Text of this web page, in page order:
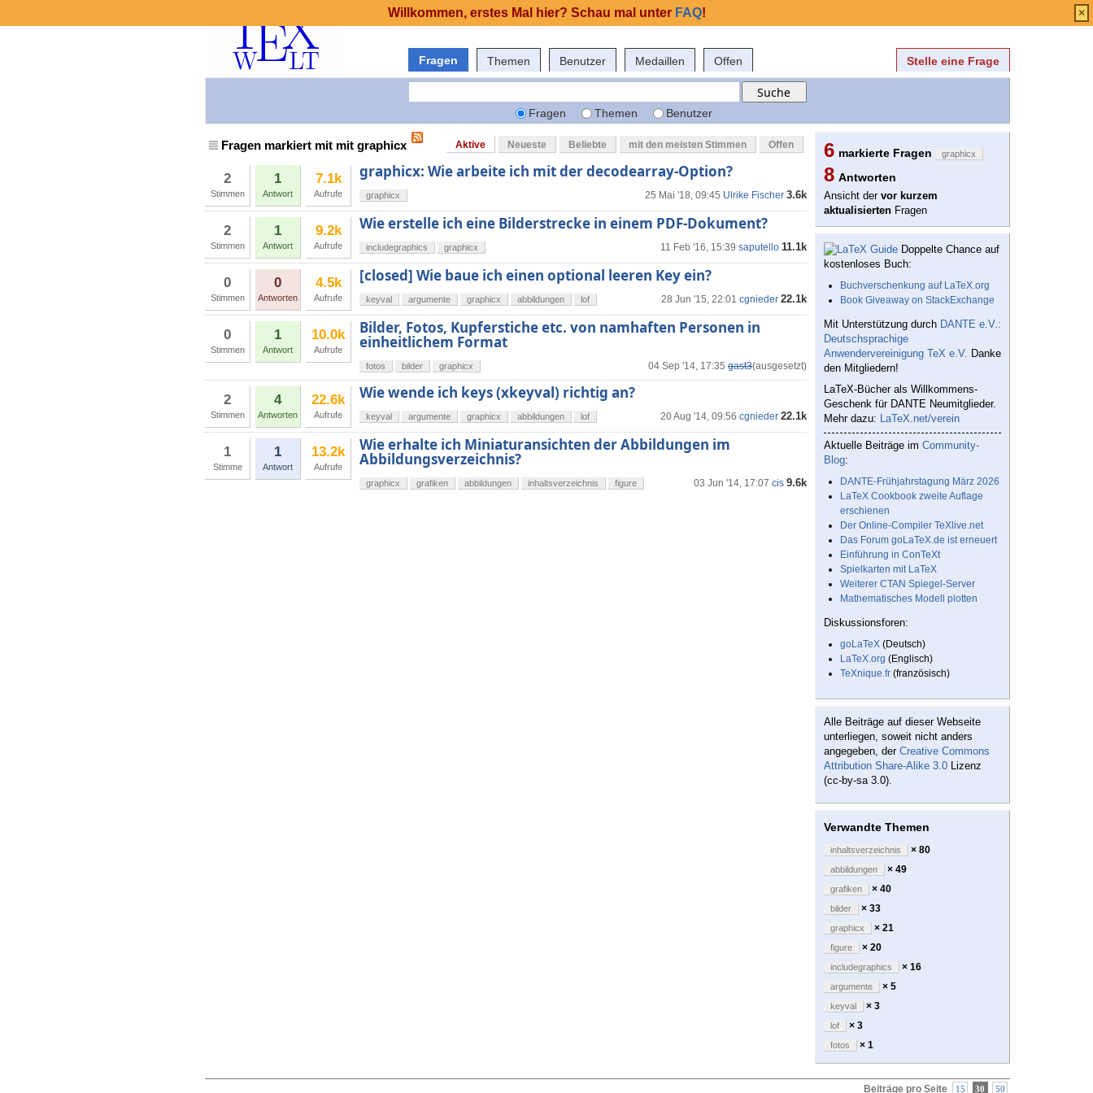
Fragen Themen Benutzer Medaillen Offen Stelle eine Frage
Fragen Themen Benutzer
Fragen markiert mit mit graphicx Aktive Neueste Beliebte mit den meisten Stimmen Offen
2
Stimmen
1
Antwort
7.1k
Aufrufe
graphicx: Wie arbeite ich mit der decodearray-Option?
25 Mai '18, 09:45 Ulrike Fischer 3.6k
graphicx
2
Stimmen
1
Antwort
9.2k
Aufrufe
Wie erstelle ich eine Bilderstrecke in einem PDF-Dokument?
11 Feb '16, 15:39 saputello 11.1k
includegraphics graphicx
0
Stimmen
0
Antworten
4.5k
Aufrufe
[closed] Wie baue ich einen optional leeren Key ein?
28 Jun '15, 22:01 cgnieder 22.1k
keyval argumente graphicx abbildungen lof
0
Stimmen
1
Antwort
10.0k
Aufrufe
Bilder, Fotos, Kupferstiche etc. von namhaften Personen in
einheitlichem Format
04 Sep '14, 17:35 gast3(ausgesetzt)
fotos bilder graphicx
2
Stimmen
4
Antworten
22.6k
Aufrufe
Wie wende ich keys (xkeyval) richtig an?
20 Aug '14, 09:56 cgnieder 22.1k
keyval argumente graphicx abbildungen lof
1
Stimme
1
Antwort
13.2k
Aufrufe
Wie erhalte ich Miniaturansichten der Abbildungen im
Abbildungsverzeichnis?
03 Jun '14, 17:07 cis 9.6k
graphicx grafiken abbildungen inhaltsverzeichnis figure
6 markierte Fragen graphicx
8 Antworten
Ansicht der vor kurzem
aktualisierten Fragen
Doppelte Chance auf
kostenloses Buch:
Buchverschenkung auf LaTeX.org
Book Giveaway on StackExchange
Mit Unterstützung durch DANTE e.V.:
Deutschsprachige
Anwendervereinigung TeX e.V. Danke
den Mitgliedern!
LaTeX-Bücher als Willkommens-
Geschenk für DANTE Neumitglieder.
Mehr dazu: LaTeX.net/verein
Aktuelle Beiträge im Community-
Blog:
DANTE-Frühjahrstagung März 2026
LaTeX Cookbook zweite Auflage
erschienen
Der Online-Compiler TeXlive.net
Das Forum goLaTeX.de ist erneuert
Einführung in ConTeXt
Spielkarten mit LaTeX
Weiterer CTAN Spiegel-Server
Mathematisches Modell plotten
Diskussionsforen:
goLaTeX (Deutsch)
LaTeX.org (Englisch)
TeXnique.fr (französisch)
Alle Beiträge auf dieser Webseite
unterliegen, soweit nicht anders
angegeben, der Creative Commons
Attribution Share-Alike 3.0 Lizenz
(cc-by-sa 3.0).
Verwandte Themen
inhaltsverzeichnis × 80
abbildungen × 49
grafiken × 40
bilder × 33
graphicx × 21
figure × 20
includegraphics × 16
argumente × 5
keyval × 3
lof × 3
fotos × 1
Beiträge pro Seite 15 30 50
Willkommen, erstes Mal hier? Schau mal unter FAQ! ×